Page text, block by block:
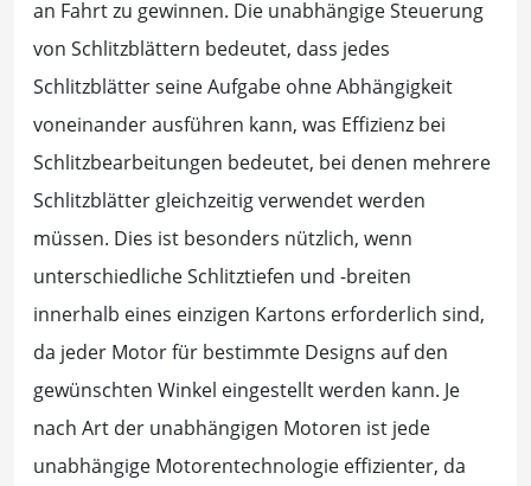
an Fahrt zu gewinnen. Die unabhängige Steuerung
von Schlitzblättern bedeutet, dass jedes
Schlitzblätter seine Aufgabe ohne Abhängigkeit
voneinander ausführen kann, was Effizienz bei
Schlitzbearbeitungen bedeutet, bei denen mehrere
Schlitzblätter gleichzeitig verwendet werden
müssen. Dies ist besonders nützlich, wenn
unterschiedliche Schlitztiefen und -breiten
innerhalb eines einzigen Kartons erforderlich sind,
da jeder Motor für bestimmte Designs auf den
gewünschten Winkel eingestellt werden kann. Je
nach Art der unabhängigen Motoren ist jede
unabhängige Motorentechnologie effizienter, da